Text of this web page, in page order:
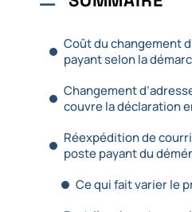
Coût du changement
payant selon la
Changement
couvre la déclaration
Réexpédition de
poste payant du
Ce qui fait varier le